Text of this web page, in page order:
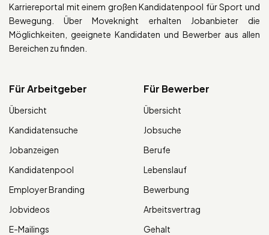
Karriereportal mit einem großen Kandidatenpool für Sport und
Bewegung. Über Moveknight erhalten Jobanbieter die
Möglichkeiten, geeignete Kandidaten und Bewerber aus allen
Bereichen zu finden.
Für Arbeitgeber
Übersicht
Kandidatensuche
Jobanzeigen
Kandidatenpool
Employer Branding
Jobvideos
E-Mailings
Für Bewerber
Übersicht
Jobsuche
Berufe
Lebenslauf
Bewerbung
Arbeitsvertrag
Gehalt